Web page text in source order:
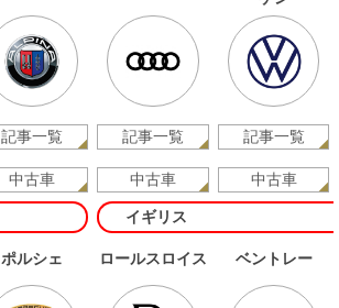
記事一覧
中古車
記事一覧
中古車
記事一覧
中古車
ポルシェ
イギリス
ロールスロイス ベントレー